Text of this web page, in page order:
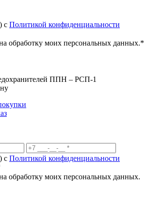
с Политикой конфиденциальности
обработку моих персональных данных.*
ППН – РСП-1
с Политикой конфиденциальности
обработку моих персональных данных.